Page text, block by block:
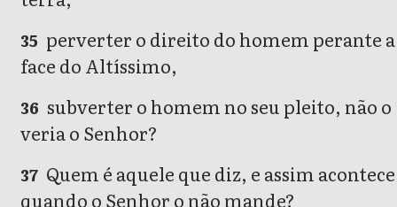
35 perverter o direito do homem perante a
face do Altíssimo,
36 subverter o homem no seu pleito, não o
veria o Senhor?
37 Quem é aquele que diz, e assim
quando o Senhor o não mande?